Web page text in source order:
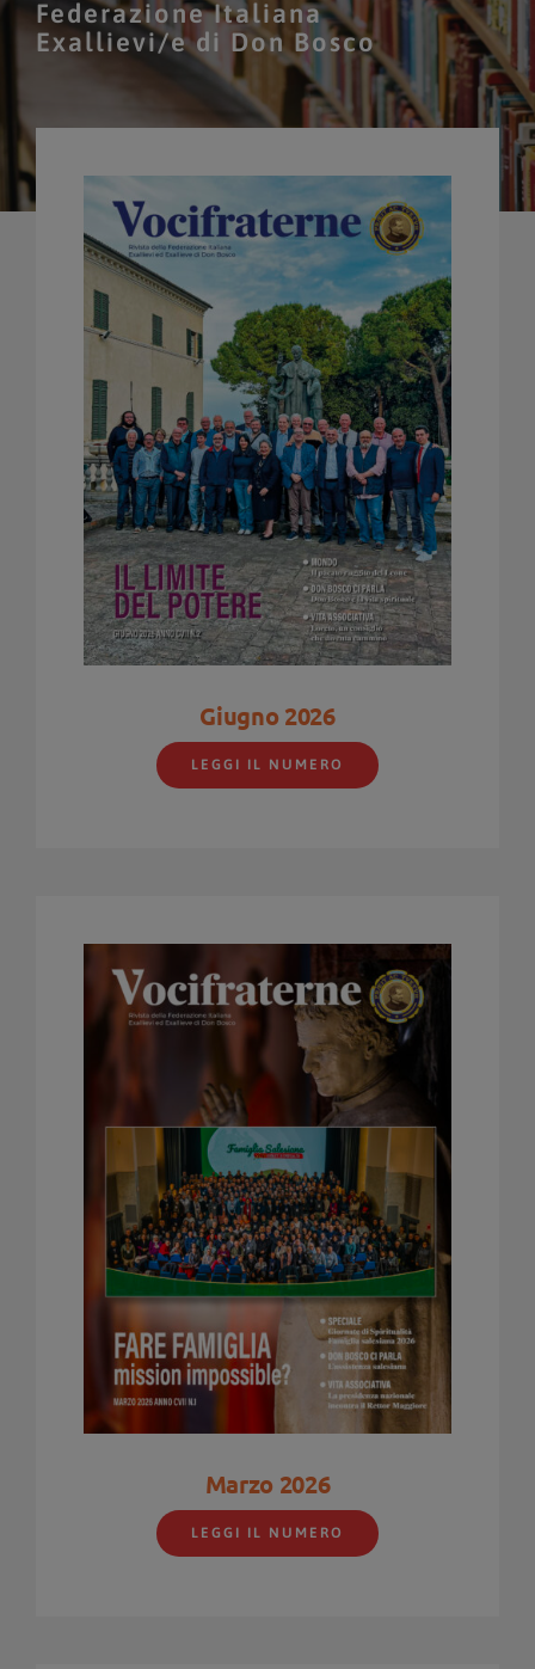
Federazione Italiana
Exallievi/e di Don Bosco
Giugno 2026
LEGGI IL NUMERO
Marzo 2026
LEGGI IL NUMERO